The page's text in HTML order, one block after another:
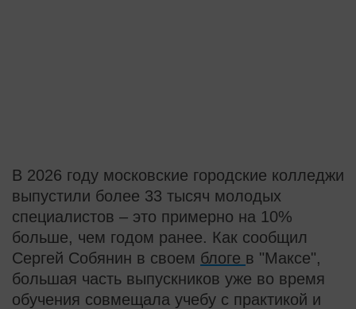
В 2026 году московские городские колледжи
выпустили более 33 тысяч молодых
специалистов – это примерно на 10%
больше, чем годом ранее. Как сообщил
Сергей Собянин в своем блоге в "Максе",
большая часть выпускников уже во время
обучения совмещала учебу с практикой и